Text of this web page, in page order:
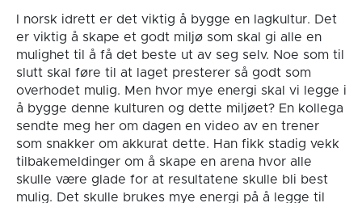
I norsk idrett er det viktig å bygge en lagkultur. Det
er viktig å skape et godt miljø som skal gi alle en
mulighet til å få det beste ut av seg selv. Noe som til
slutt skal føre til at laget presterer så godt som
overhodet mulig. Men hvor mye energi skal vi legge i
å bygge denne kulturen og dette miljøet? En kollega
sendte meg her om dagen en video av en trener
som snakker om akkurat dette. Han fikk stadig vekk
tilbakemeldinger om å skape en arena hvor alle
skulle være glade for at resultatene skulle bli best
mulig. Det skulle brukes mye energi på å legge til